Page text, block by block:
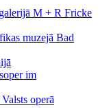
M + R Fricke
muzejā Bad
im
operā